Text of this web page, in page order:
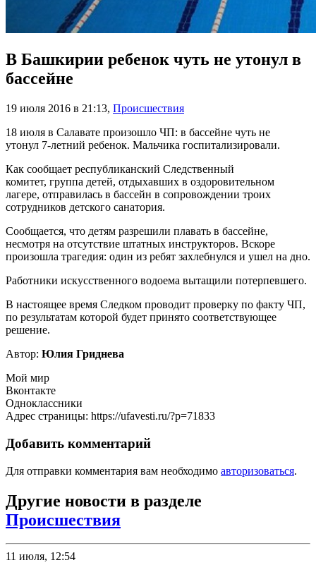
В Башкирии ребенок чуть не утонул в
бассейне
19 июля 2016 в 21:13, Происшествия
18 июля в Салавате произошло ЧП: в бассейне чуть не
утонул 7-летний ребенок. Мальчика госпитализировали.
Как сообщает республиканский Следственный
комитет, группа детей, отдыхавших в оздоровительном
лагере, отправилась в бассейн в сопровождении троих
сотрудников детского санатория.
Сообщается, что детям разрешили плавать в бассейне,
несмотря на отсутствие штатных инструкторов. Вскоре
произошла трагедия: один из ребят захлебнулся и ушел на дно.
Работники искусственного водоема вытащили потерпевшего.
В настоящее время Следком проводит проверку по факту ЧП,
по результатам которой будет принято соответствующее
решение.
Автор: Юлия Гриднева
Мой мир
Вконтакте
Одноклассники
Адрес страницы: https://ufavesti.ru/?p=71833
Добавить комментарий
Для отправки комментария вам необходимо авторизоваться.
Другие новости в разделе
Происшествия
11 июля, 12:54